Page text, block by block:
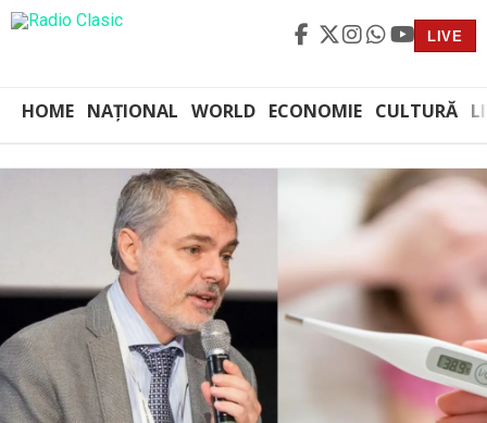
LIVE
HOME NAȚIONAL WORLD ECONOMIE CULTURĂ